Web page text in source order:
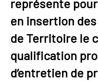
représente
en insertion
de Territoire le
qualification
d’entretien de